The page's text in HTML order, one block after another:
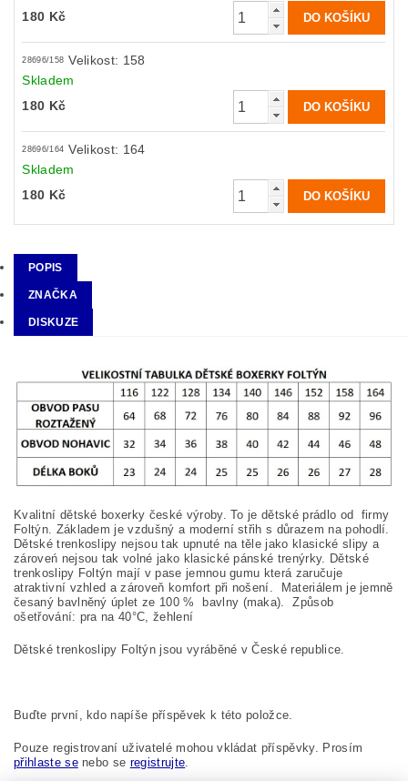
180 Kč
28696/158 Velikost: 158
Skladem
180 Kč
28696/164 Velikost: 164
Skladem
180 Kč
POPIS
ZNAČKA
DISKUZE
Kvalitní dětské boxerky české výroby. To je dětské prádlo od firmy
Foltýn. Základem je vzdušný a moderní střih s důrazem na pohodlí.
Dětské trenkoslipy nejsou tak upnuté na těle jako klasické slipy a
zároveń nejsou tak volné jako klasické pánské trenýrky. Dětské
trenkoslipy Foltýn mají v pase jemnou gumu která zaručuje
atraktivní vzhled a zároveň komfort při nošení. Materiálem je jemně
česaný bavlněný úplet ze 100 %
bavlny (maka). Způsob
ošetřování: pra na40°C, žehlení
Dětské trenkoslipy Foltýn jsou vyráběné v České republice.
Buďte první, kdo napíše příspěvek k této položce.
Pouze registrovaní uživatelé mohou vkládat příspěvky. Prosím
přihlaste senebo se registrujte.